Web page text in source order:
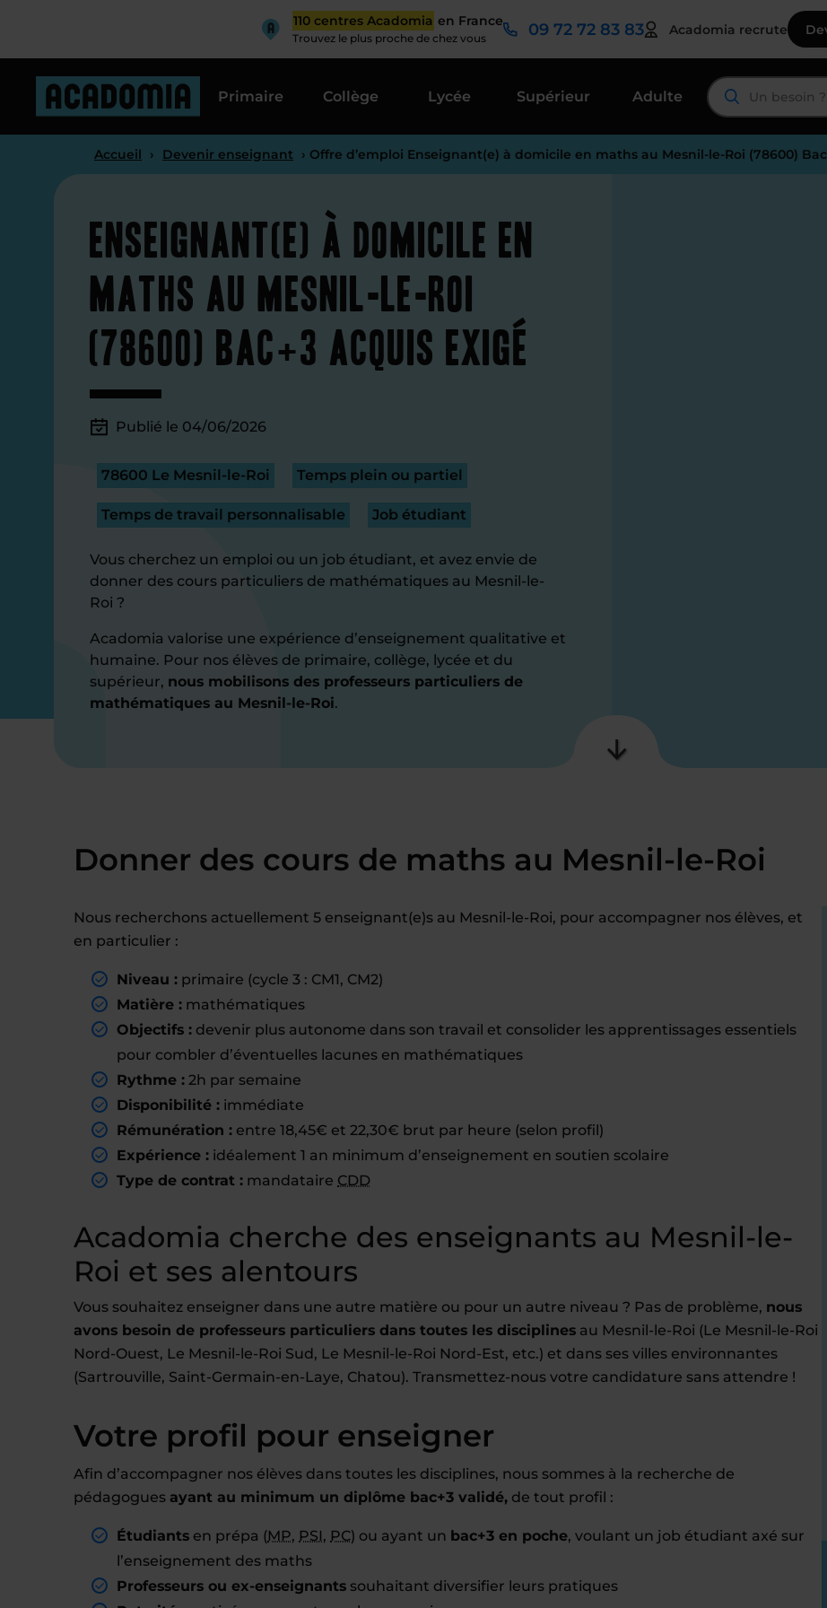
110 centres Acadomia en France
Trouvez le plus proche de chez vous 09 72 72 83 83 Acadomia recrute
Primaire Collège Lycée Supérieur Adulte
Accueil › Devenir enseignant › Offre d’emploi Enseignant(e) à domicile en maths au Mesnil-le-Roi (78600)
Enseignant(e) à domicile en
maths au Mesnil-le-Roi
(78600) Bac+3 acquis exigé
Publié le 04/06/2026
78600 Le Mesnil-le-Roi Temps plein ou partiel
Temps de travail personnalisable Job étudiant
Vous cherchez un emploi ou un job étudiant, et avez envie de
donner des cours particuliers de mathématiques au Mesnil-le-
Roi ?
Acadomia valorise une expérience d’enseignement qualitative et
humaine. Pour nos élèves de primaire, collège, lycée et du
supérieur, nous mobilisons des professeurs particuliers de
mathématiques au Mesnil-le-Roi.
Donner des cours de maths au Mesnil-le-Roi
Nous recherchons actuellement 5 enseignant(e)s au Mesnil-le-Roi, pour accompagner nos élèves, et
en particulier :
Niveau : primaire (cycle 3 : CM1, CM2)
Matière : mathématiques
Objectifs : devenir plus autonome dans son travail et consolider les apprentissages essentiels
pour combler d’éventuelles lacunes en mathématiques
Rythme : 2h par semaine
Disponibilité : immédiate
Rémunération : entre 18,45€ et 22,30€ brut par heure (selon profil)
Expérience : idéalement 1 an minimum d’enseignement en soutien scolaire
Type de contrat : mandataire CDD
Acadomia cherche des enseignants au Mesnil-le-
Roi et ses alentours
Vous souhaitez enseigner dans une autre matière ou pour un autre niveau ? Pas de problème, nous
avons besoin de professeurs particuliers dans toutes les disciplines au Mesnil-le-Roi (Le Mesnil-le-Roi
Nord-Ouest, Le Mesnil-le-Roi Sud, Le Mesnil-le-Roi Nord-Est, etc.) et dans ses villes environnantes
(Sartrouville, Saint-Germain-en-Laye, Chatou). Transmettez-nous votre candidature sans attendre !
Votre profil pour enseigner
Afin d’accompagner nos élèves dans toutes les disciplines, nous sommes à la recherche de
pédagogues ayant au minimum un diplôme bac+3 validé, de tout profil :
Étudiants en prépa (MP, PSI, PC) ou ayant un bac+3 en poche, voulant un job étudiant axé sur
l’enseignement des maths
Professeurs ou ex-enseignants souhaitant diversifier leurs pratiques